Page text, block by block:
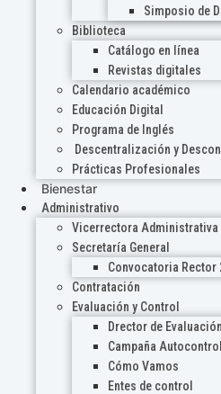
Simposio de
Biblioteca
Catálogo en línea
Revistas digitales
Calendario académico
Educación Digital
Programa de Inglés
Descentralización y
Prácticas Profesionales
Bienestar
Administrativo
Vicerrectora Administrativa
Secretaría General
Convocatoria Rector
Contratación
Evaluación y Control
Drector de
Campaña Autocontrol
Cómo Vamos
Entes de control